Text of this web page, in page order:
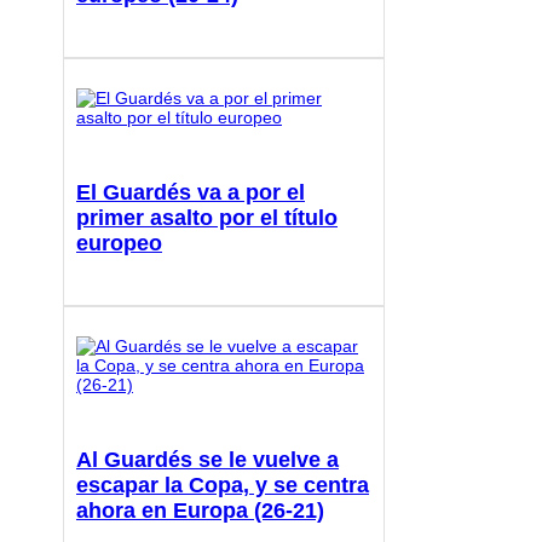
El Guardés va a por el
primer asalto por el título
europeo
Al Guardés se le vuelve a
escapar la Copa, y se centra
ahora en Europa (26-21)